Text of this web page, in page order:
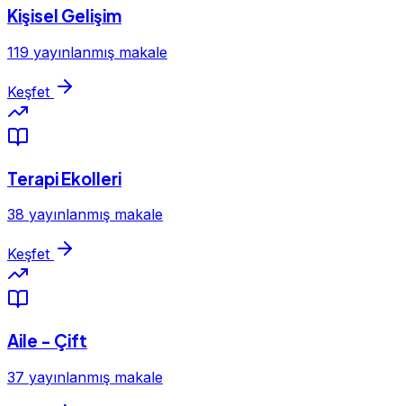
Kişisel Gelişim
119 yayınlanmış makale
Keşfet
Terapi Ekolleri
38 yayınlanmış makale
Keşfet
Aile - Çift
37 yayınlanmış makale